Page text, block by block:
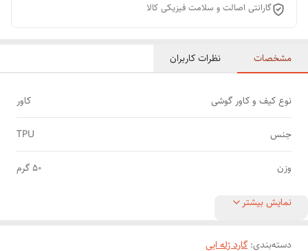
گارانتی اصالت و سلامت فیزیکی کالا
مشخصات نظرات کاربران
نوع کیف و کاور گوشی کاور
جنس TPU
وزن 50 گرم
نمایش بیشتر
دسته‌بندی: گارد ژله ایی